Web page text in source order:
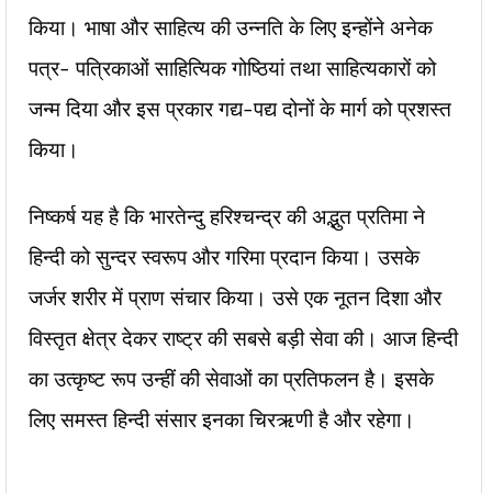
किया। भाषा और साहित्य की उन्नति के लिए इन्होंने अनेक
पत्र- पत्रिकाओं साहित्यिक गोष्ठियां तथा साहित्यकारों को
जन्म दिया और इस प्रकार गद्य-पद्य दोनों के मार्ग को प्रशस्त
किया।
निष्कर्ष यह है कि भारतेन्दु हरिश्चन्द्र की अद्भुत प्रतिमा ने
हिन्दी को सुन्दर स्वरूप और गरिमा प्रदान किया। उसके
जर्जर शरीर में प्राण संचार किया। उसे एक नूतन दिशा और
विस्तृत क्षेत्र देकर राष्ट्र की सबसे बड़ी सेवा की। आज हिन्दी
का उत्कृष्ट रूप उन्हीं की सेवाओं का प्रतिफलन है। इसके
लिए समस्त हिन्दी संसार इनका चिरऋणी है और रहेगा।